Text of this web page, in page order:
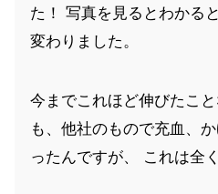
た！ 写真を見るとわかる
変わりました。
今までこれほど伸びたこ
も、他社のもので充血、
ったんですが、 これは全